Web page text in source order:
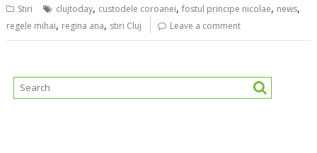
Stiri clujtoday, custodele coroanei,fostul principe nicolae, news,
regele mihai, regina ana, stiri Cluj Leave a comment